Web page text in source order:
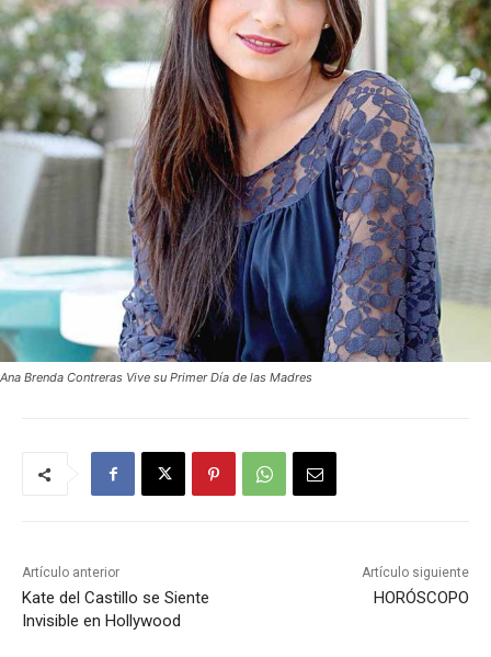
Ana Brenda Contreras Vive su Primer Día de las Madres
Artículo anterior
Kate del Castillo se Siente
Invisible en Hollywood
Artículo siguiente
HORÓSCOPO